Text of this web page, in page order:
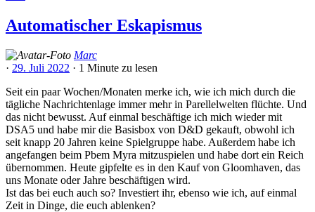
Automatischer Eskapismus
Marc
· 29. Juli 2022 · 1 Minute zu lesen
Seit ein paar Wochen/Monaten merke ich, wie ich mich durch die
tägliche Nachrichtenlage immer mehr in Parellelwelten flüchte. Und
das nicht bewusst. Auf einmal beschäftige ich mich wieder mit
DSA5 und habe mir die Basisbox von D&D gekauft, obwohl ich
seit knapp 20 Jahren keine Spielgruppe habe. Außerdem habe ich
angefangen beim Pbem Myra mitzuspielen und habe dort ein Reich
übernommen. Heute gipfelte es in den Kauf von Gloomhaven, das
uns Monate oder Jahre beschäftigen wird.
Ist das bei euch auch so? Investiert ihr, ebenso wie ich, auf einmal
Zeit in Dinge, die euch ablenken?